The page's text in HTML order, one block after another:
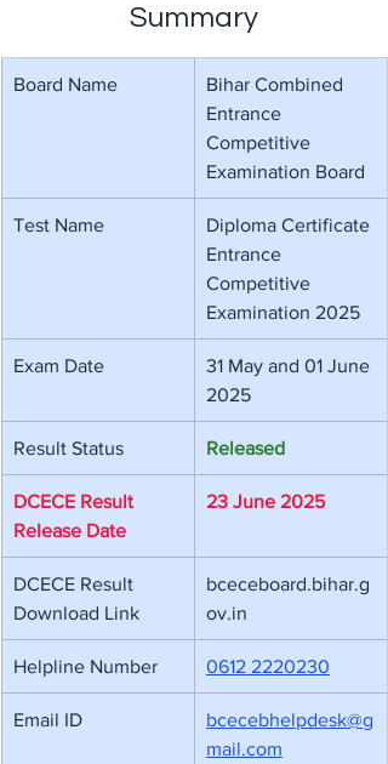
Summary
Board Name
Bihar Combined
Entrance
Competitive
Examination Board
Test Name
Diploma Certificate
Entrance
Competitive
Examination 2025
Exam Date
31 May and 01 June
2025
Result Status Released
DCECE Result
Release Date
23 June 2025
DCECE Result
Download Link
bceceboard.bihar.g
ov.in
Helpline Number 0612 2220230
Email ID
bcecebhelpdesk@g
mail.com